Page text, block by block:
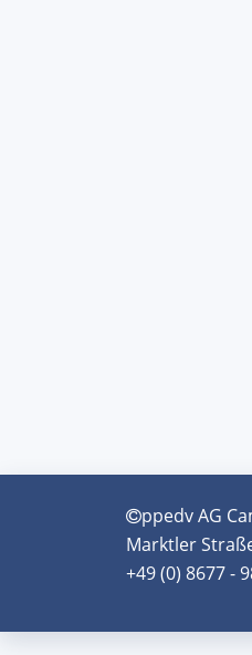
ppedv AG
Marktler
+49 (0) 8677 -